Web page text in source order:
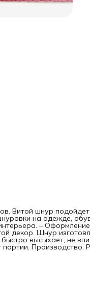
Витой шнур
на одежде,
–
декор. Шнур
высыхает, не
Производство: